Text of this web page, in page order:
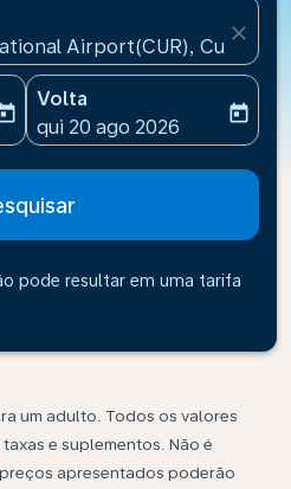
Airport(CUR), Curacao
close
date-aria-label
Volta
fc-booking-return-date-
qui 20 ago 2026
today
pode resultar em uma tarifa
um adulto. Todos os valores
e suplementos. Não é
apresentados poderão